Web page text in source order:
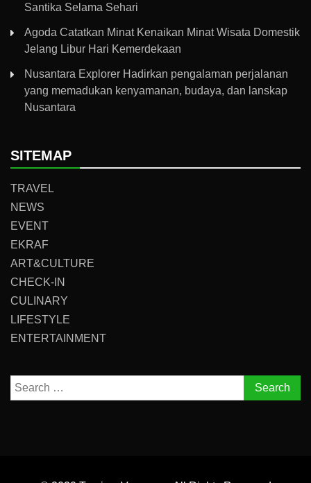
Santika Selama Sehari
Agoda Catatkan Minat Kenaikan Minat Wisata Domestik
Jelang Libur Hari Kemerdekaan
Nusantara Explorer Hadirkan pengalaman perjalanan
yang memadukan kenyamanan, budaya, dan lanskap
Nusantara
SITEMAP
TRAVEL
NEWS
EVENT
EKRAF
ART&CULTURE
CHECK-IN
CULINARY
LIFESTYLE
ENTERTAINMENT
Search
for: